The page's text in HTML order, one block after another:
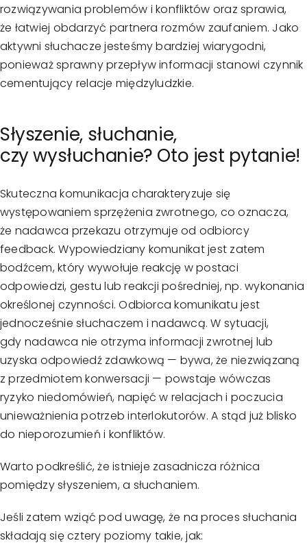
rozwiązywania problemów i konfliktów oraz sprawia,
że łatwiej obdarzyć partnera rozmów zaufaniem. Jako
aktywni słuchacze jesteśmy bardziej wiarygodni,
ponieważ sprawny przepływ informacji stanowi czynnik
cementujący relacje międzyludzkie.
Słyszenie, słuchanie,
czy wysłuchanie? Oto jest pytanie!
Skuteczna komunikacja charakteryzuje się
występowaniem sprzężenia zwrotnego, co oznacza,
że nadawca przekazu otrzymuje od odbiorcy
feedback. Wypowiedziany komunikat jest zatem
bodźcem, który wywołuje reakcję w postaci
odpowiedzi, gestu lub reakcji pośredniej, np. wykonania
określonej czynności. Odbiorca komunikatu jest
jednocześnie słuchaczem i nadawcą. W sytuacji,
gdy nadawca nie otrzyma informacji zwrotnej lub
uzyska odpowiedź zdawkową — bywa, że niezwiązaną
z przedmiotem konwersacji — powstaje wówczas
ryzyko niedomówień, napięć w relacjach i poczucia
unieważnienia potrzeb interlokutorów. A stąd już blisko
do nieporozumień i konfliktów.
Warto podkreślić, że istnieje zasadnicza różnica
pomiędzy słyszeniem, a słuchaniem.
Jeśli zatem wziąć pod uwagę, że na proces słuchania
składają się cztery poziomy takie, jak: